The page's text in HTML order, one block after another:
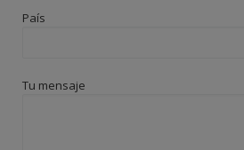
País
Tu mensaje